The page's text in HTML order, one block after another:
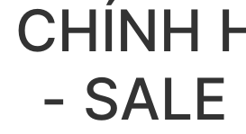
CHÍNH
- SALE